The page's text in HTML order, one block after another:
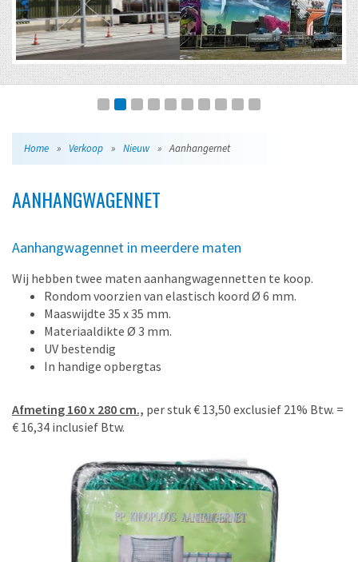
Home » Verkoop » Nieuw » Aanhangernet
AANHANGWAGENNET
Aanhangwagennet in meerdere maten
Wij hebben twee maten aanhangwagennetten te koop.
Rondom voorzien van elastisch koord Ø 6 mm.
Maaswijdte 35 x 35 mm.
Materiaaldikte Ø 3 mm.
UV bestendig
In handige opbergtas
Afmeting 160 x 280 cm., per stuk € 13,50 exclusief 21% Btw. =
€ 16,34 inclusief Btw.